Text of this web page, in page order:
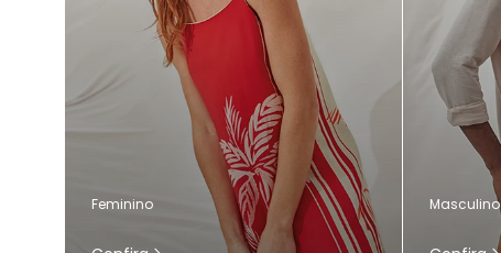
Feminino Masculino